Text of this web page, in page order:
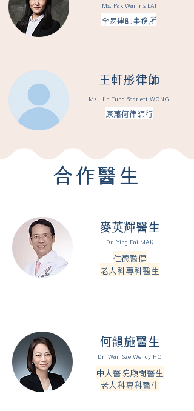
Ms. Pak Wai Iris LAI
李易律師事務所
王軒彤律師
Ms. Hin Tung Scarlett WONG
康蕭何律師行
​合作醫生
麥英輝醫生
Dr. Ying Fai MAK
仁德醫健
老人科專科醫生
何韻施醫生
Dr. Wan Sze Wency HO
中大醫院顧問醫生
​老人科專科醫生